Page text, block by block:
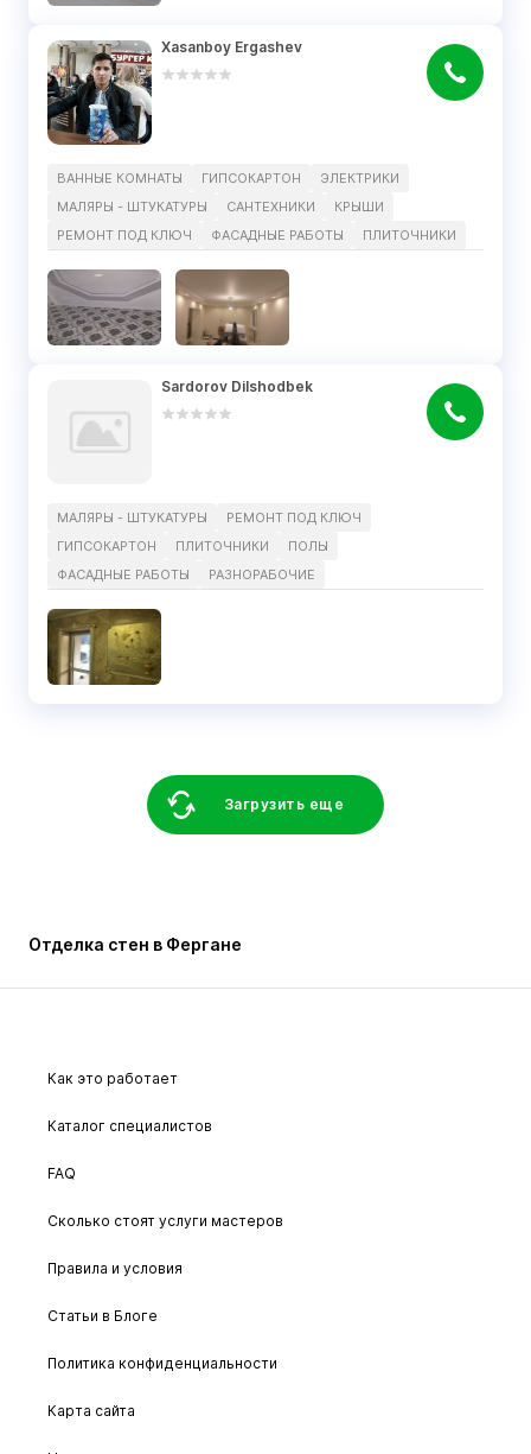
Xasanboy Ergashev
ВАННЫЕ КОМНАТЫ ГИПСОКАРТОН
ЭЛЕКТРИКИ
МАЛЯРЫ - ШТУКАТУРЫ
САНТЕХНИКИ
КРЫШИ
РЕМОНТ ПОД КЛЮЧ
ФАСАДНЫЕ РАБОТЫ ПЛИТОЧНИКИ
Sardorov Dilshodbek
МАЛЯРЫ - ШТУКАТУРЫ
РЕМОНТ ПОД КЛЮЧ
ГИПСОКАРТОН
ПЛИТОЧНИКИ
ПОЛЫ
ФАСАДНЫЕ РАБОТЫ
РАЗНОРАБОЧИЕ
Загрузить еще
Отделка стен в Фергане
Как это работает
Каталог специалистов
FAQ
Сколько стоят услуги мастеров
Правила и условия
Статьи в Блоге
Политика конфиденциальности
Карта сайта